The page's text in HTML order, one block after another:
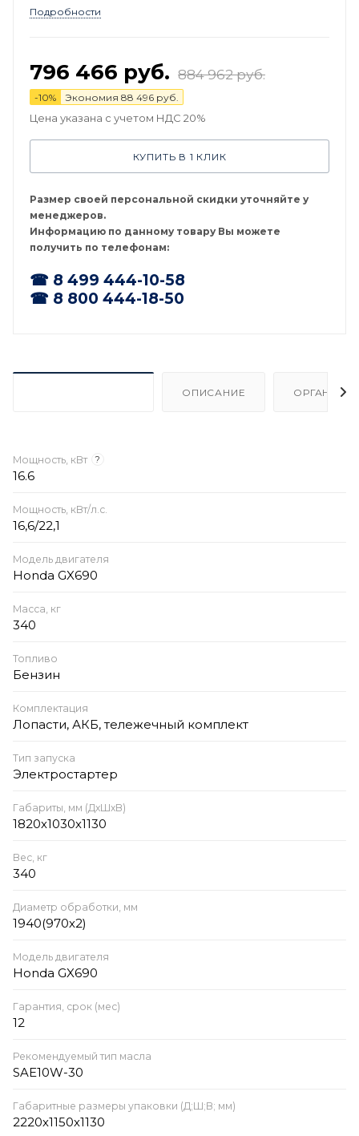
складских и производственных помещениях.
Подробности
796 466 руб. 884 962руб.
-10% Экономия 88 496 руб.
Цена указана с учетом НДС 20%
КУПИТЬ В 1 КЛИК
Размер своей персональной скидки уточняйте у
менеджеров.
Информацию по данному товару Вы можете
получить по телефонам:
☎ 8 499 444-10-58
☎ 8 800 444-18-50
ОПИСАНИЕ
Мощность, кВт ?
16.6
Мощность, кВт/л.с.
16,6/22,1
Модель двигателя
Honda GX690
Масса, кг
340
Топливо
Бензин
Комплектация
Лопасти, АКБ, тележечный комплект
Тип запуска
Электростартер
Габариты, мм (ДхШхВ)
1820х1030х1130
Вес, кг
340
Диаметр обработки, мм
1940(970х2)
Модель двигателя
Honda GX690
Гарантия, срок (мес)
12
Рекомендуемый тип масла
SAE10W-30
Габаритные размеры упаковки (Д;Ш;В; мм)
2220х1150х1130